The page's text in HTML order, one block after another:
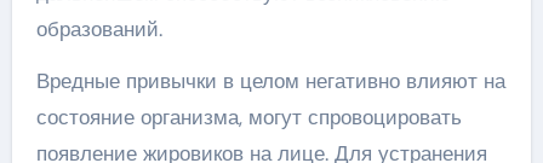
образований.
Вредные привычки в целом негативно влияют на
состояние организма, могут спровоцировать
появление жировиков на лице. Для устранения